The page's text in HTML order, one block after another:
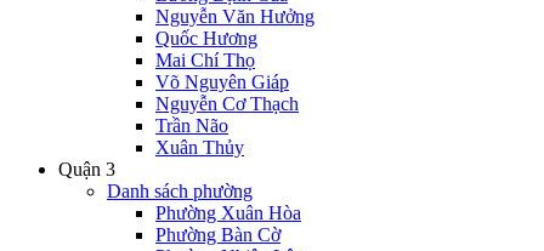
Nguyễn Văn Hưởng
Quốc Hương
Mai Chí Thọ
Võ Nguyên Giáp
Nguyễn Cơ Thạch
Trần Não
Xuân Thủy
Quận 3
Danh sách phường
Phường Xuân Hòa
Phường Bàn Cờ